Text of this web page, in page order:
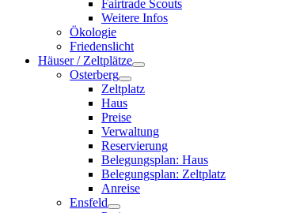
Fairtrade Scouts
Weitere Infos
Ökologie
Friedenslicht
Häuser / Zeltplätze
Osterberg
Zeltplatz
Haus
Preise
Verwaltung
Reservierung
Belegungsplan: Haus
Belegungsplan: Zeltplatz
Anreise
Ensfeld